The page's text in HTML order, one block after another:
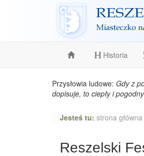
Reszel
Historia
Przysłowia ludowe: Gdy z
dopisuje, to ciepły i
Jesteś tu: strona główna
Reszelski